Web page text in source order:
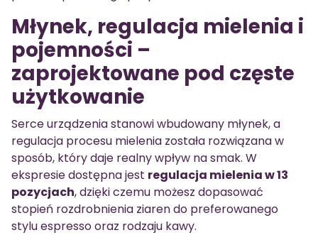
Młynek, regulacja mielenia i
pojemności –
zaprojektowane pod częste
użytkowanie
Serce urządzenia stanowi wbudowany młynek, a
regulacja procesu mielenia została rozwiązana w
sposób, który daje realny wpływ na smak. W
ekspresie dostępna jest regulacja mielenia w 13
pozycjach, dzięki czemu możesz dopasować
stopień rozdrobnienia ziaren do preferowanego
stylu espresso oraz rodzaju kawy.